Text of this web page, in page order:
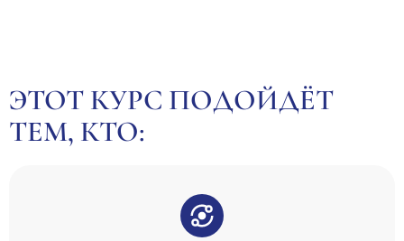
ЭТОТ КУРС ПОДОЙДЁТ
ТЕМ, КТО: